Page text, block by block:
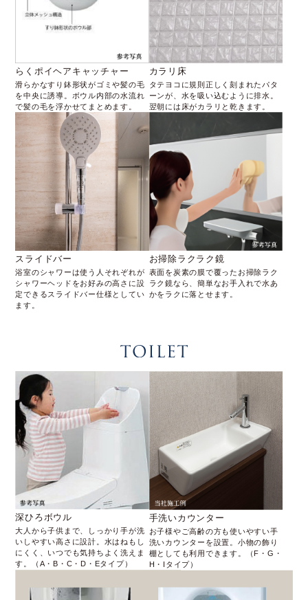
らくポイヘアキャッチャー
滑らかなすり鉢形状がゴミや髪の毛
を中央に誘導。ボウル内部の水流れ
で髪の毛を浮かせてまとめます。
カラリ床
タテヨコに規則正しく刻まれたパタ
ーンが、水を吸い込むように排水。
翌朝には床がカラリと乾きます。
スライドバー
浴室のシャワーは使う人それぞれが
シャワーヘッドをお好みの高さに設
定できるスライドバー仕様としてい
ます。
お掃除ラクラク鏡
表面を炭素の膜で覆ったお掃除ラク
ラク鏡なら、簡単なお手入れで水あ
かをラクに落とせます。
深ひろボウル
大人から子供まで、しっかり手が洗
いしやすい高さに設計。水はねもし
にくく、いつでも気持ちよく洗えま
す。（A・B・C・D・Eタイプ）
手洗いカウンター
お子様やご高齢の方も使いやすい手
洗いカウンターを設置。小物の飾り
棚としても利用できます。（F・G・
H・Iタイプ）